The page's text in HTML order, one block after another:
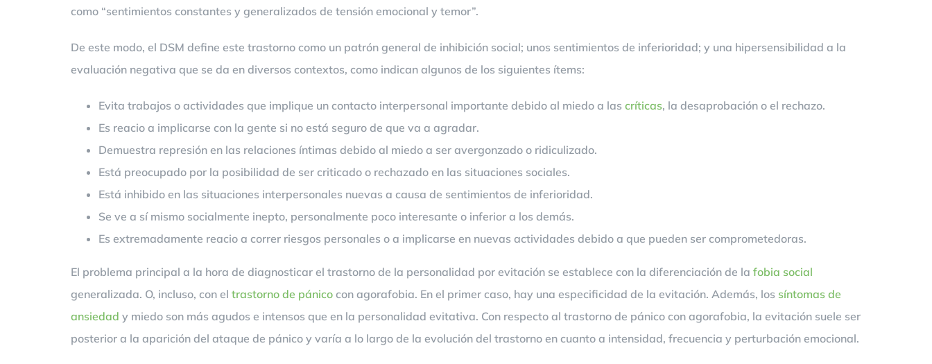
como “sentimientos constantes y generalizados de tensión emocional y temor”.
De este modo, el DSM define este trastorno como un patrón general de inhibición social; unos sentimientos de inferioridad; y una hipersensibilidad a la
evaluación negativa que se da en diversos contextos, como indican algunos de los siguientes ítems:
Evita trabajos o actividades que implique un contacto interpersonal importante debido al miedo a las críticas, la desaprobación o el rechazo.
Es reacio a implicarse con la gente si no está seguro de que va a agradar.
Demuestra represión en las relaciones íntimas debido al miedo a ser avergonzado o ridiculizado.
Está preocupado por la posibilidad de ser criticado o rechazado en las situaciones sociales.
Está inhibido en las situaciones interpersonales nuevas a causa de sentimientos de inferioridad.
Se ve a sí mismo socialmente inepto, personalmente poco interesante o inferior a los demás.
Es extremadamente reacio a correr riesgos personales o a implicarse en nuevas actividades debido a que pueden ser comprometedoras.
El problema principal a la hora de diagnosticar el trastorno de la personalidad por evitación se establece con la diferenciación de la fobia social
generalizada. O, incluso, con el trastorno de pánico con agorafobia. En el primer caso, hay una especificidad de la evitación. Además, los síntomas de
ansiedad y miedo son más agudos e intensos que en la personalidad evitativa. Con respecto al trastorno de pánico con agorafobia, la evitación suele ser
posterior a la aparición del ataque de pánico y varía a lo largo de la evolución del trastorno en cuanto a intensidad, frecuencia y perturbación emocional.